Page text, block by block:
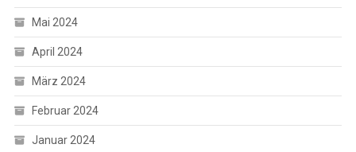
Mai 2024
April 2024
März 2024
Februar 2024
Januar 2024